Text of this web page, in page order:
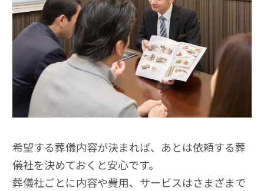
希望する葬儀内容が決まれば、あとは依頼する葬
儀社を決めておくと安心です。
葬儀社ごとに内容や費用、サービスはさまざまで